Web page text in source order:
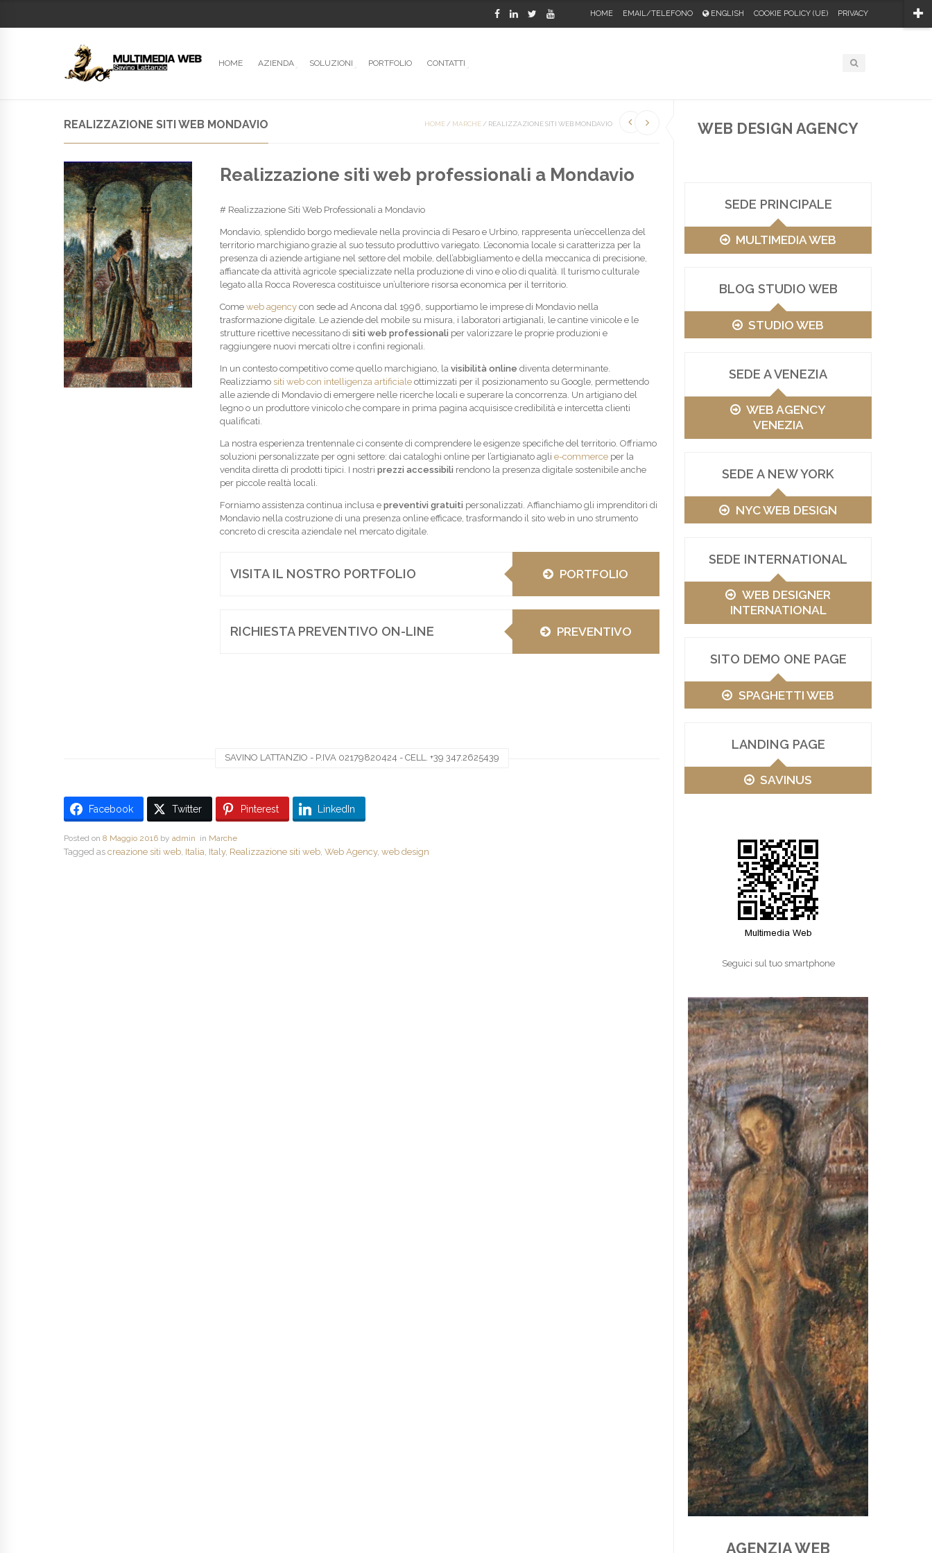
HOME EMAIL/TELEFONO ENGLISH COOKIE POLICY (UE) PRIVACY
HOME AZIENDA SOLUZIONI PORTFOLIO CONTATTI
WEB DESIGN AGENCY
SEDE PRINCIPALE
MULTIMEDIA WEB
BLOG STUDIO WEB
STUDIO WEB
SEDE A VENEZIA
WEB AGENCY
VENEZIA
SEDE A NEW YORK
NYC WEB DESIGN
SEDE INTERNATIONAL
WEB DESIGNER
INTERNATIONAL
SITO DEMO ONE PAGE
SPAGHETTI WEB
LANDING PAGE
SAVINUS
Seguici sul tuo smartphone
AGENZIA WEB
HOME / MARCHE / REALIZZAZIONE SITI WEB MONDAVIO
REALIZZAZIONE SITI WEB MONDAVIO
Realizzazione siti web professionali a Mondavio
# Realizzazione Siti Web Professionali a Mondavio
Mondavio, splendido borgo medievale nella provincia di Pesaro e Urbino, rappresenta un’eccellenza del
territorio marchigiano grazie al suo tessuto produttivo variegato. L’economia locale si caratterizza per la
presenza di aziende artigiane nel settore del mobile, dell’abbigliamento e della meccanica di precisione,
affiancate da attività agricole specializzate nella produzione di vino e olio di qualità. Il turismo culturale
legato alla Rocca Roveresca costituisce un’ulteriore risorsa economica per il territorio.
Come web agencycon sede ad Ancona dal 1996, supportiamo le imprese di Mondavio nella
trasformazione digitale. Le aziende del mobile su misura, i laboratori artigianali, le cantine vinicole e le
strutture ricettive necessitano di siti web professionali per valorizzare le proprie produzioni e
raggiungere nuovi mercati oltre i confini regionali.
In un contesto competitivo come quello marchigiano, la visibilità online diventa determinante.
Realizziamo siti web con intelligenza artificialeottimizzati per il posizionamento su Google, permettendo
alle aziende di Mondavio di emergere nelle ricerche locali e superare la concorrenza. Un artigiano del
legno o un produttore vinicolo che compare in prima pagina acquisisce credibilità e intercetta clienti
qualificati.
La nostra esperienza trentennale ci consente di comprendere le esigenze specifiche del territorio. Offriamo
soluzioni personalizzate per ogni settore: dai cataloghi online per l’artigianato agli e-commerceper la
vendita diretta di prodotti tipici. I nostri prezzi accessibili rendono la presenza digitale sostenibile anche
per piccole realtà locali.
Forniamo assistenza continua inclusa e preventivi gratuiti personalizzati. Affianchiamo gli imprenditori di
Mondavio nella costruzione di una presenza online efficace, trasformando il sito web in uno strumento
concreto di crescita aziendale nel mercato digitale.
VISITA IL NOSTRO PORTFOLIO PORTFOLIO
RICHIESTA PREVENTIVO ON-LINE PREVENTIVO
SAVINO LATTANZIO - P.IVA 02179820424 - CELL. +39 347.2625439
Facebook Twitter Pinterest LinkedIn
Posted on 8 Maggio 2016 by admin in Marche
Tagged as creazione siti web Italia Italy, Realizzazione siti web Web Agency, web design